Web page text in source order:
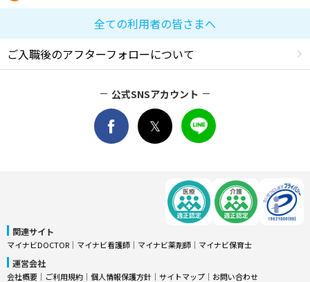
全ての利用者の皆さまへ
ご入職後のアフターフォローについて
公式SNSアカウント
関連サイト
マイナビDOCTOR │ マイナビ看護師 │ マイナビ薬剤師 │ マイナビ保育士
運営会社
会社概要 │ ご利用規約 │ 個人情報保護方針 │ サイトマップ │ お問い合わせ